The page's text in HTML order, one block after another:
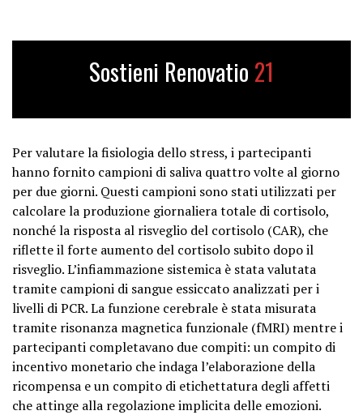
Sostieni Renovatio 21
Per valutare la fisiologia dello stress, i partecipanti
hanno fornito campioni di saliva quattro volte al giorno
per due giorni. Questi campioni sono stati utilizzati per
calcolare la produzione giornaliera totale di cortisolo,
nonché la risposta al risveglio del cortisolo (CAR), che
riflette il forte aumento del cortisolo subito dopo il
risveglio. L’infiammazione sistemica è stata valutata
tramite campioni di sangue essiccato analizzati per i
livelli di PCR. La funzione cerebrale è stata misurata
tramite risonanza magnetica funzionale (fMRI) mentre i
partecipanti completavano due compiti: un compito di
incentivo monetario che indaga l’elaborazione della
ricompensa e un compito di etichettatura degli affetti
che attinge alla regolazione implicita delle emozioni.